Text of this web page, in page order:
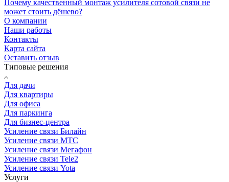
Почему качественный монтаж усилителя сотовой связи не
может стоить дёшево?
О компании
Наши работы
Контакты
Карта сайта
Оставить отзыв
Типовые решения
Для дачи
Для квартиры
Для офиса
Для паркинга
Для бизнес-центра
Усиление связи Билайн
Усиление связи МТС
Усиление связи Мегафон
Усиление связи Tele2
Усиление связи Yota
Услуги